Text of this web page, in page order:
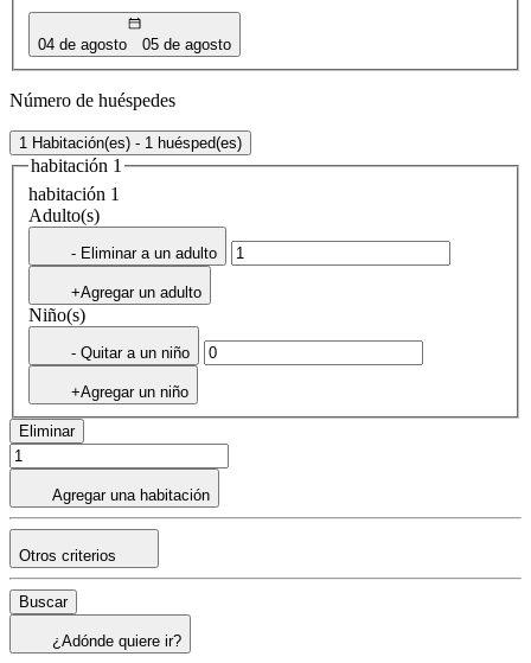
04 de agosto 05 de agosto
Número de huéspedes
1 Habitación(es) - 1 huésped(es)
habitación 1
habitación 1
Adulto(s)
- Eliminar a un adulto
+Agregar un adulto
Niño(s)
- Quitar a un niño
+Agregar un niño
Eliminar
Agregar una habitación
Otros criterios
Buscar
¿Adónde quiere ir?